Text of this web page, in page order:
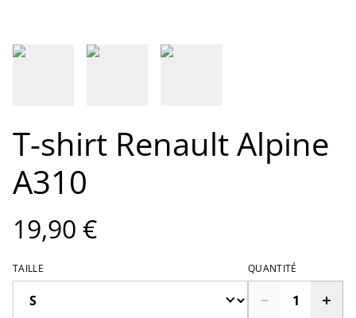
T-shirt Renault Alpine
A310
19,90 €
TAILLE QUANTITÉ